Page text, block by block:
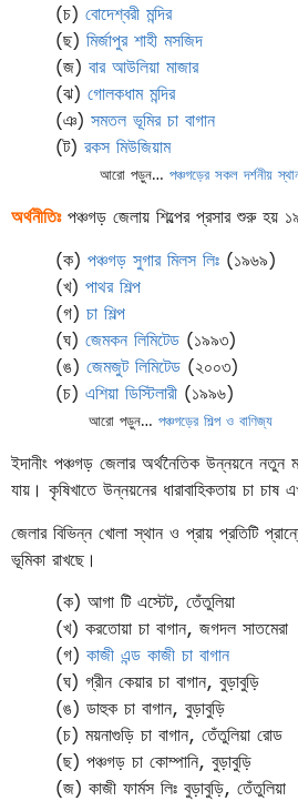
(চ) বোদেশ্বরী মন্দির
(ছ) মির্জাপুর শাহী মসজিদ
(জ) বার আউলিয়া মাজার
(ঝ) গোলকধাম মন্দির
(ঞ) সমতল ভূমির চা বাগান
(ট) রকস মিউজিয়াম
আরো পড়ুন… পঞ্চগড়ের সকল দর্শনীয়
অর্থনীতিঃপঞ্চগড় জেলায় শিল্পের প্রসার শুরু হয়
(ক) পঞ্চগড় সুগার মিলস লিঃ (১৯৬৯)
(খ) পাথর শিল্প
(গ) চা শিল্প
(ঘ) জেমকন লিমিটেড (১৯৯৩)
(ঙ) জেমজুট লিমিটেড (২০০৩)
(চ) এশিয়া ডিস্টিলারী (১৯৯৬)
আরো পড়ুন… পঞ্চগড়ের শিল্প ও বাণিজ্য
ইদানীং পঞ্চগড় জেলার অর্থনৈতিক উন্নয়নে নতুন
যায়। কৃষিখাতে উন্নয়নের ধারাবাহিকতায় চা
জেলার বিভিন্ন খোলা স্থান ও প্রায় প্রতিটি
ভূমিকা রাখছে।
(ক) আগা টি এস্টেট, তেঁতুলিয়া
(খ) করতোয়া চা বাগান, জগদল সাতমেরা
(গ) কাজী এন্ড কাজী চা বাগান
(ঘ) গ্রীন কেয়ার চা বাগান, বুড়াবুড়ি
(ঙ) ডাহুক চা বাগান, বুড়াবুড়ি
(চ) ময়নাগুড়ি চা বাগান, তেঁতুলিয়া রোড
(ছ) পঞ্চগড় চা কোম্পানি, বুড়াবুড়ি
(জ) কাজী ফার্মস লিঃ বুড়াবুড়ি, তেঁতুলিয়া